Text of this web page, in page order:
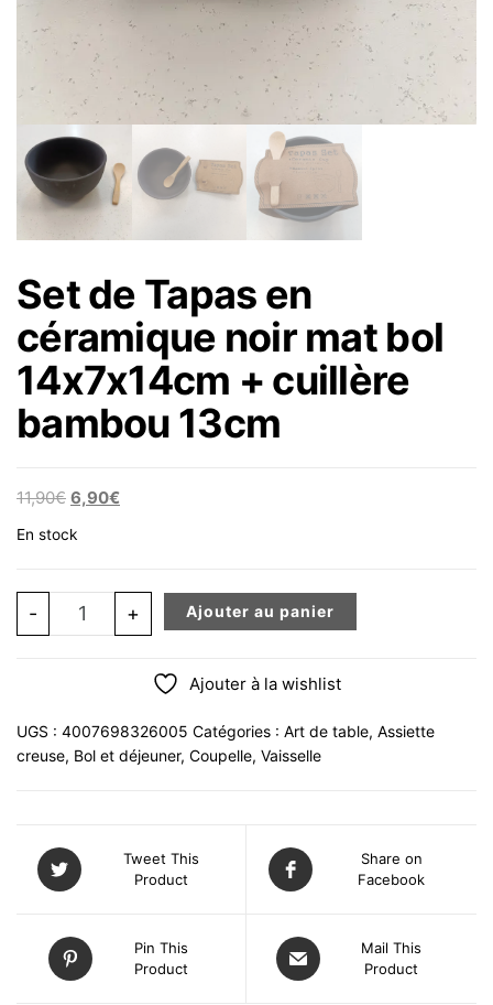
Set de Tapas en
céramique noir mat bol
14x7x14cm + cuillère
bambou 13cm
11,90€ Le prix initial était : 11,90€.
6,90€Le prix actuel est : 6,90€.
En stock
- quantité de Set de Tapas en céramique noir mat bol
+ Ajouter au panier
Ajouter à la wishlist
UGS : 4007698326005 Catégories : Art de table, Assiette
creuse, Bol et déjeuner, Coupelle, Vaisselle
Tweet This
Product
Share on
Facebook
Pin This
Product
Mail This
Product